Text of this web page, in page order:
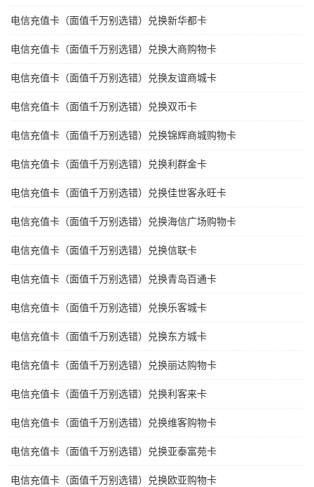
电信充值卡（面值千万别选错）兑换新华都卡
电信充值卡（面值千万别选错）兑换大商购物卡
电信充值卡（面值千万别选错）兑换友谊商城卡
电信充值卡（面值千万别选错）兑换双币卡
电信充值卡（面值千万别选错）兑换锦辉商城购物卡
电信充值卡（面值千万别选错）兑换利群金卡
电信充值卡（面值千万别选错）兑换佳世客永旺卡
电信充值卡（面值千万别选错）兑换海信广场购物卡
电信充值卡（面值千万别选错）兑换信联卡
电信充值卡（面值千万别选错）兑换青岛百通卡
电信充值卡（面值千万别选错）兑换乐客城卡
电信充值卡（面值千万别选错）兑换东方城卡
电信充值卡（面值千万别选错）兑换丽达购物卡
电信充值卡（面值千万别选错）兑换利客来卡
电信充值卡（面值千万别选错）兑换维客购物卡
电信充值卡（面值千万别选错）兑换亚泰富苑卡
电信充值卡（面值千万别选错）兑换欧亚购物卡